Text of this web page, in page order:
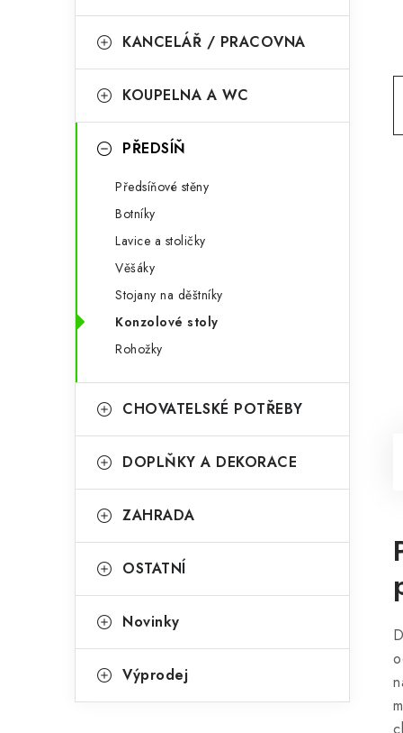
n
n
p
i
KANCELÁŘ / PRACOVNA
KOUPELNA A WC
PŘEDSÍŇ
Předsíňové stěny
Botníky
Lavice a stoličky
Věšáky
Stojany na děštníky
Konzolové stoly
Rohožky
CHOVATELSKÉ POTŘEBY
DOPLŇKY A DEKORACE
ZAHRADA
OSTATNÍ
Novinky
Výprodej